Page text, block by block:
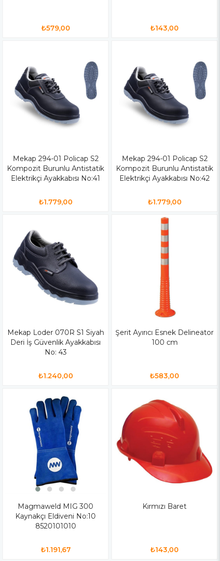
₺579,00 ₺143,00
Mekap 294-01 Policap S2
Kompozit Burunlu Antistatik
Elektrikçi Ayakkabısı No:41
₺1.779,00
Mekap 294-01 Policap S2
Kompozit Burunlu Antistatik
Elektrikçi Ayakkabısı No:42
₺1.779,00
Mekap Loder 070R S1 Siyah
Deri İş Güvenlik Ayakkabısı
No: 43
₺1.240,00
Şerit Ayırıcı Esnek Delineator
100 cm
₺583,00
Magmaweld MIG 300
Kaynakçı Eldiveni No:10
8520101010
₺1.191,67
Kırmızı Baret
₺143,00